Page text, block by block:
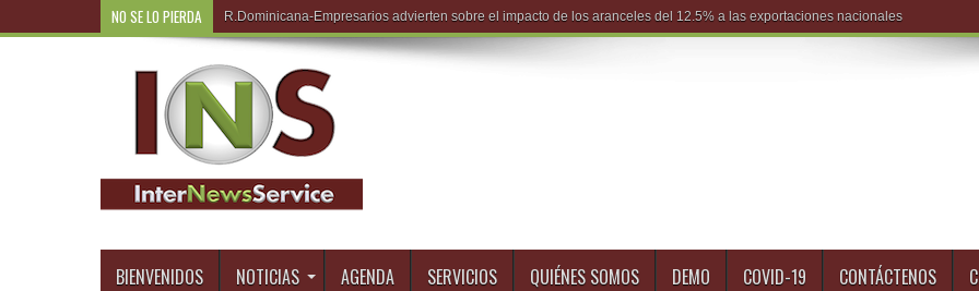
NO SE LO PIERDA R.Domi
BIENVENIDOS NOTICIAS AGENDA SERVICIOS QUIÉNES SOMOS DEMO COVID-19 CONTÁCTENOS